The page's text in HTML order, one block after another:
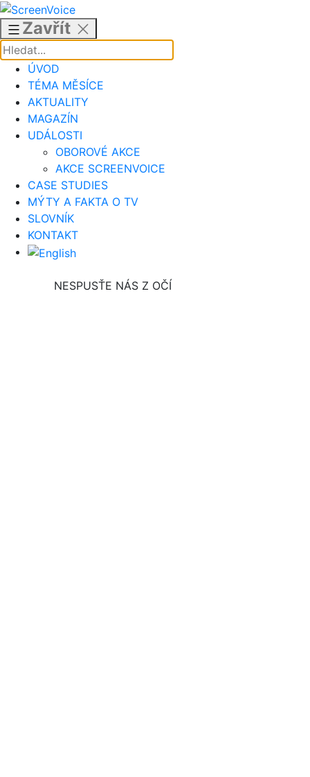
Přejít
obsahu
Zavřít
ÚVOD
TÉMA MĚSÍCE
AKTUALITY
MAGAZÍN
UDÁLOSTI
OBOROVÉ AKCE
AKCE SCREENVOICE
CASE STUDIES
MÝTY A FAKTA O TV
SLOVNÍK
KONTAKT
NESPUSŤE NÁS Z OČÍ